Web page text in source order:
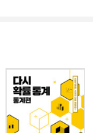
고 문제만 푸는 게
초를 탄탄하게 만들
다시 수학
인 등 수학 이론을